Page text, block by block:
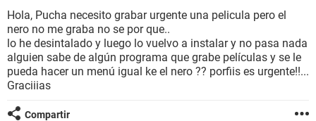
Hola, Pucha necesito grabar urgente una pelicula pero el
nero no me graba no se por que..
lo he desintalado y luego lo vuelvo a instalar y no pasa nada
alguien sabe de algún programa que grabe películas y se le
pueda hacer un menú igual ke el nero ?? porfiis es urgente!!...
Graciiias
Compartir